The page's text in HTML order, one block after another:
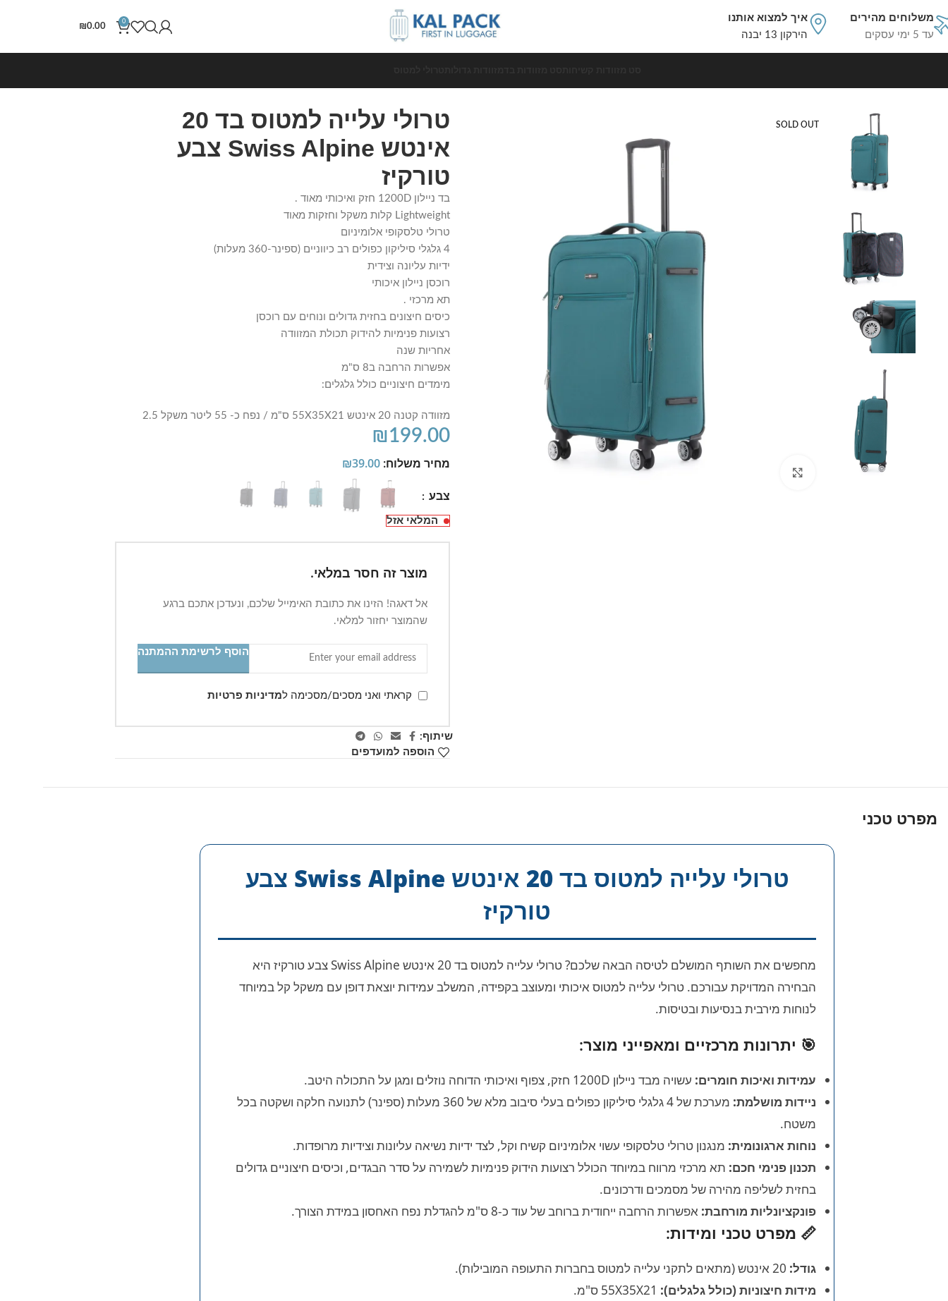
משלוחים מהירים
עד 5 ימי עסקים
איך למצוא אותנו
הירקון 13 יבנה
0
₪0.00
SOLD OUT
טרולי עלייה למטוס בד 20
אינטש Swiss Alpine צבע
טורקיז
בד ניילון 1200D חזק ואיכותי מאוד .
Lightweight קלות משקל וחזקות מאוד
טרולי טלסקופי אלומיניום
4 גלגלי סיליקון כפולים רב כיווניים (ספינר-360 מעלות)
ידיות עליונה וצידית
רוכסן ניילון איכותי
תא מרכזי .
כיסים חיצונים בחזית גדולים ונוחים עם רוכסן
רצועות פנימיות להידוק תכולת המזוודה
אחריות שנה
אפשרות הרחבה ב8 ס"מ
מימדים חיצוניים כולל גלגלים:
מזוודה קטנה 20 אינטש 55X35X21 ס"מ / נפח כ- 55 ליטר משקל 2.5
₪199.00
מחיר משלוח: ₪39.00
צבע
המלאי אזל
מוצר זה חסר במלאי.
אל דאגה! הזינו את כתובת האימייל שלכם, ונעדכן אתכם ברגע
שהמוצר יחזור למלאי.
הוסף לרשימת ההמתנה
קראתי ואני מסכים/מסכימה למדיניות פרטיות
שיתוף:
הוספה למועדפים
מפרט טכני
טרולי עלייה למטוס בד 20 אינטש Swiss Alpine צבע
טורקיז
מחפשים את השותף המושלם לטיסה הבאה שלכם? טרולי עלייה למטוס בד 20 אינטש Swiss Alpine צבע טורקיז היא
הבחירה המדויקת עבורכם. טרולי עלייה למטוס איכותי ומעוצב בקפידה, המשלב עמידות יוצאת דופן עם משקל קל במיוחד
לנוחות מירבית בנסיעות ובטיסות.
🎯 יתרונות מרכזיים ומאפייני מוצר:
עמידות ואיכות חומרים: עשויה מבד ניילון 1200D חזק, צפוף ואיכותי הדוחה נוזלים ומגן על התכולה היטב.
ניידות מושלמת:
מערכת של 4 גלגלי סיליקון כפולים בעלי סיבוב מלא של 360 מעלות (ספינר) לתנועה חלקה ושקטה בכל
משטח.
נוחות ארגונומית: מנגנון טרולי טלסקופי עשוי אלומיניום קשיח וקל, לצד ידיות נשיאה עליונות וצידיות מרופדות.
תכנון פנימי חכם: תא מרכזי מרווח במיוחד הכולל רצועות הידוק פנימיות לשמירה על סדר הבגדים, וכיסים חיצוניים גדולים
בחזית לשליפה מהירה של מסמכים ודרכונים.
פונקציונליות מורחבת: אפשרות הרחבה ייחודית ברוחב של עוד כ-8 ס"מ להגדלת נפח האחסון במידת הצורך.
📏 מפרט טכני ומידות:
גודל:
מידות חיצוניות (כולל גלגלים):